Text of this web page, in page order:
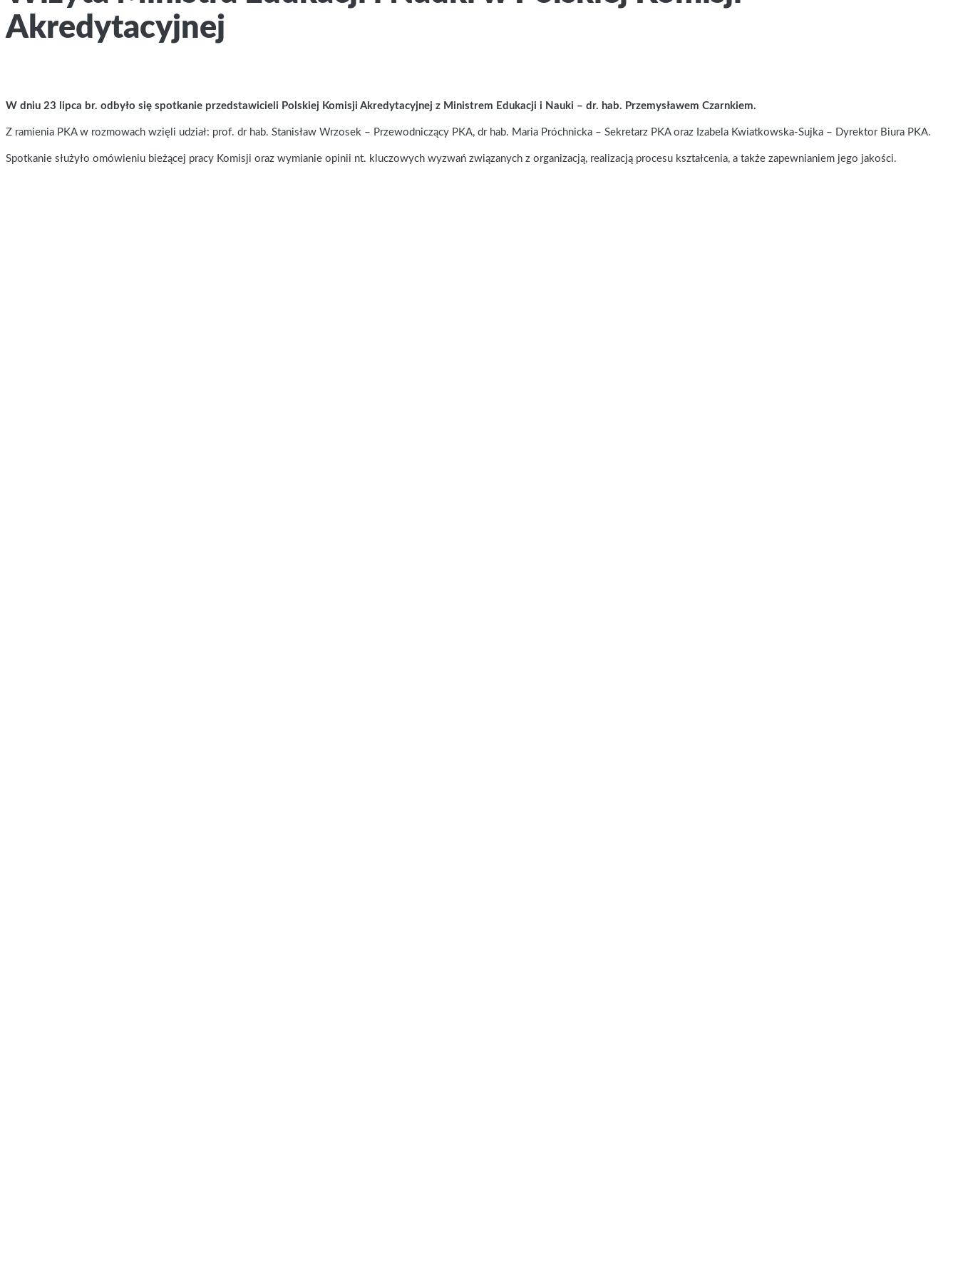
Akredytacyjnej
W dniu 23 lipca br. odbyło się spotkanie przedstawicieli Polskiej Komisji Akredytacyjnej z Ministrem Edukacji i Nauki – dr. hab. Przemysławem Czarnkiem.
Z ramienia PKA w rozmowach wzięli udział: prof. dr hab. Stanisław Wrzosek – Przewodniczący PKA, dr hab. Maria Próchnicka – Sekretarz PKA oraz Izabela Kwiatkowska-Sujka – Dyrektor Biura PKA.
Spotkanie służyło omówieniu bieżącej pracy Komisji oraz wymianie opinii nt. kluczowych wyzwań związanych z organizacją, realizacją procesu kształcenia, a także zapewnianiem jego jakości.